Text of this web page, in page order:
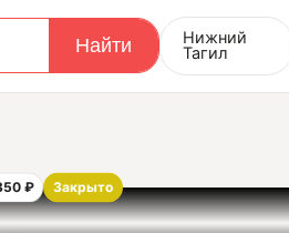
Нижний
Тагил
₽ Закрыто